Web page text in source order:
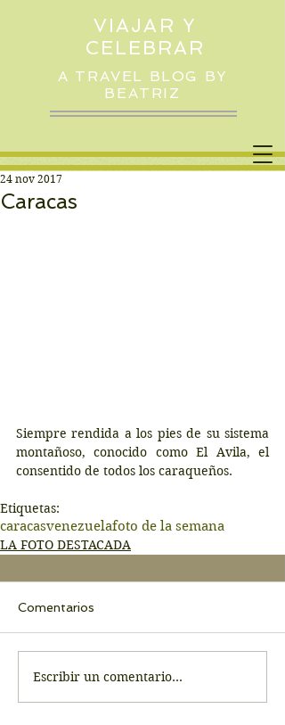
VIAJAR Y
CELEBRAR
A TRAVEL BLOG BY
BEATRIZ
Caracas
24 nov 2017
Siempre rendida a los pies de su sistema
montañoso, conocido como El Avila, el
consentido de todos los caraqueños.
Etiquetas:
caracasvenezuelafoto de la semana
LA FOTO DESTACADA
Comentarios
Escribir un comentario...